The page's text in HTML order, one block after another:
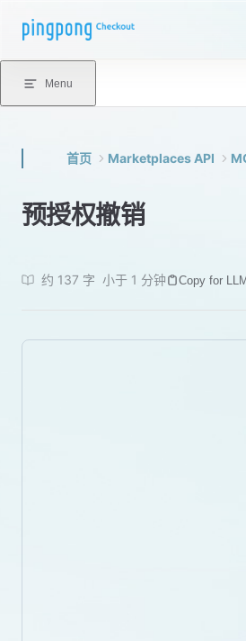
Skip to content
Menu
首页 Marketplaces API
预授权撤销
约 137 字 小于 1 分钟 Copy for